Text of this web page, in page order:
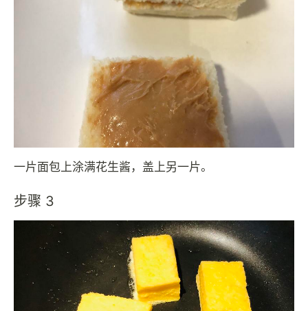
一片面包上涂满花生酱，盖上另一片。
步骤 3